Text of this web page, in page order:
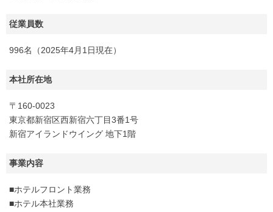
従業員数
996名（2025年4月1日現在）
本社所在地
〒160-0023
東京都新宿区西新宿六丁目3番1号
新宿アイランドウイング 地下1階
事業内容
■ホテルフロント業務
■ホテル本社業務